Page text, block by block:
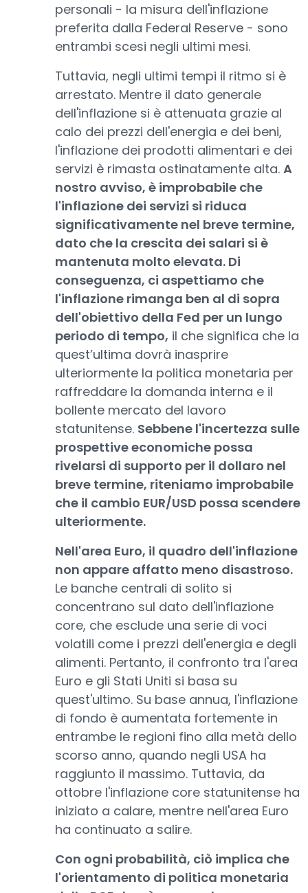
personali - la misura dell'inflazione
preferita dalla Federal Reserve - sono
entrambi scesi negli ultimi mesi.
Tuttavia, negli ultimi tempi il ritmo si è
arrestato. Mentre il dato generale
dell'inflazione si è attenuata grazie al
calo dei prezzi dell'energia e dei beni,
l'inflazione dei prodotti alimentari e dei
servizi è rimasta ostinatamente alta. A
nostro avviso, è improbabile che
l'inflazione dei servizi si riduca
significativamente nel breve termine,
dato che la crescita dei salari si è
mantenuta molto elevata. Di
conseguenza, ci aspettiamo che
l'inflazione rimanga ben al di sopra
dell'obiettivo della Fed per un lungo
periodo di tempo, il che significa che la
quest’ultima dovrà inasprire
ulteriormente la politica monetaria per
raffreddare la domanda interna e il
bollente mercato del lavoro
statunitense. Sebbene l'incertezza sulle
prospettive economiche possa
rivelarsi di supporto per il dollaro nel
breve termine, riteniamo improbabile
che il cambio EUR/USD possa scendere
ulteriormente.
Nell'area Euro, il quadro dell'inflazione
non appare affatto meno disastroso.
Le banche centrali di solito si
concentrano sul dato dell'inflazione
core, che esclude una serie di voci
volatili come i prezzi dell'energia e degli
alimenti. Pertanto, il confronto tra l'area
Euro e gli Stati Uniti si basa su
quest'ultimo. Su base annua, l'inflazione
di fondo è aumentata fortemente in
entrambe le regioni fino alla metà dello
scorso anno, quando negli USA ha
raggiunto il massimo. Tuttavia, da
ottobre l'inflazione core statunitense ha
iniziato a calare, mentre nell'area Euro
ha continuato a salire.
Con ogni probabilità, ciò implica che
l'orientamento di politica monetaria